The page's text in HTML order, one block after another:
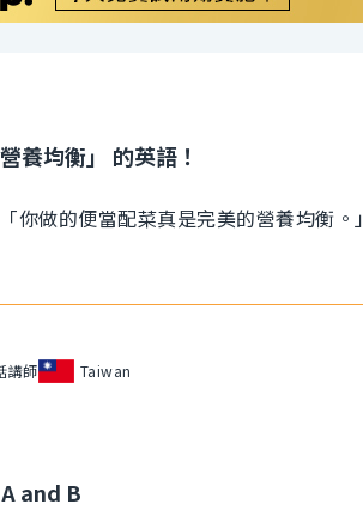
養均衡」 的英語！
你做的便當配菜真是完美的營養均衡。」
講師
Taiwan
and B